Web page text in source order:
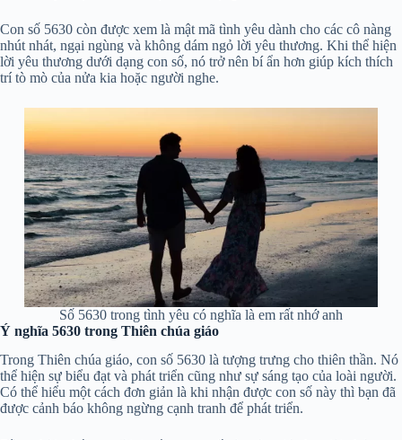
Con số 5630 còn được xem là mật mã tình yêu dành cho các cô nàng
nhút nhát, ngại ngùng và không dám ngỏ lời yêu thương. Khi thể hiện
lời yêu thương dưới dạng con số, nó trở nên bí ẩn hơn giúp kích thích
trí tò mò của nửa kia hoặc người nghe.
Số 5630 trong tình yêu có nghĩa là em rất nhớ anh
Ý nghĩa 5630 trong Thiên chúa giáo
Trong Thiên chúa giáo, con số 5630 là tượng trưng cho thiên thần. Nó
thể hiện sự biểu đạt và phát triển cũng như sự sáng tạo của loài người.
Có thể hiểu một cách đơn giản là khi nhận được con số này thì bạn đã
được cảnh báo không ngừng cạnh tranh để phát triển.